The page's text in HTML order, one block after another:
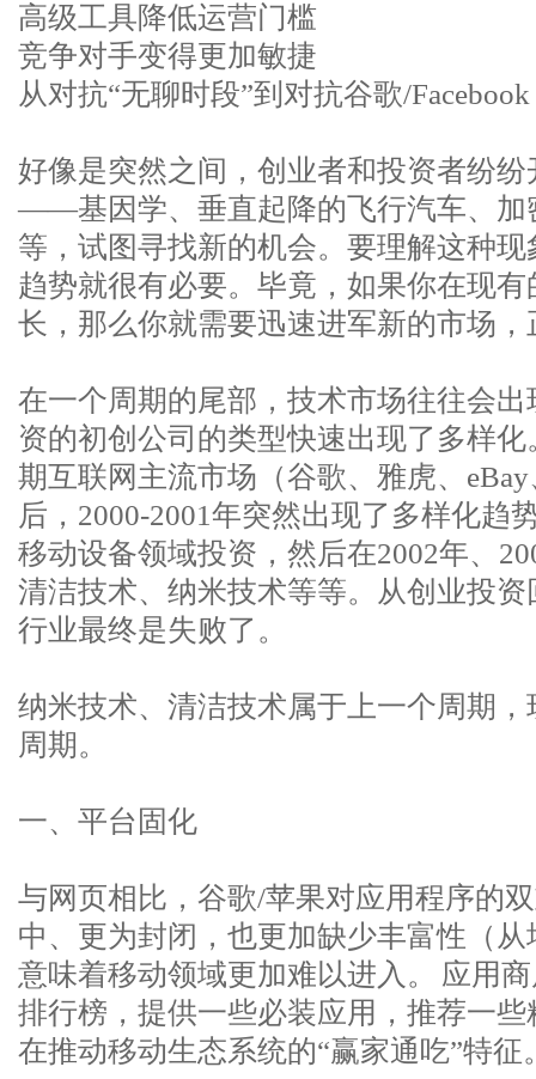
高级工具降低运营门槛
竞争对手变得更加敏捷
从对抗“无聊时段”到对抗谷歌/Facebook
好像是突然之间，创业者和投资者纷
——基因学、垂直起降的飞行汽车、加
等，试图寻找新的机会。要理解这种
趋势就很有必要。毕竟，如果你在现
长，那么你就需要迅速进军新的市场
在一个周期的尾部，技术市场往往会
资的初创公司的类型快速出现了多样
期互联网主流市场（谷歌、雅虎、eBay
后，2000-2001年突然出现了多样化趋
移动设备领域投资，然后在2002年、
清洁技术、纳米技术等等。从创业投
行业最终是失败了。
纳米技术、清洁技术属于上一个周期
周期。
一、平台固化
与网页相比，谷歌/苹果对应用程序的
中、更为封闭，也更加缺少丰富性（
意味着移动领域更加难以进入。 应用
排行榜，提供一些必装应用，推荐一
在推动移动生态系统的“赢家通吃”特征